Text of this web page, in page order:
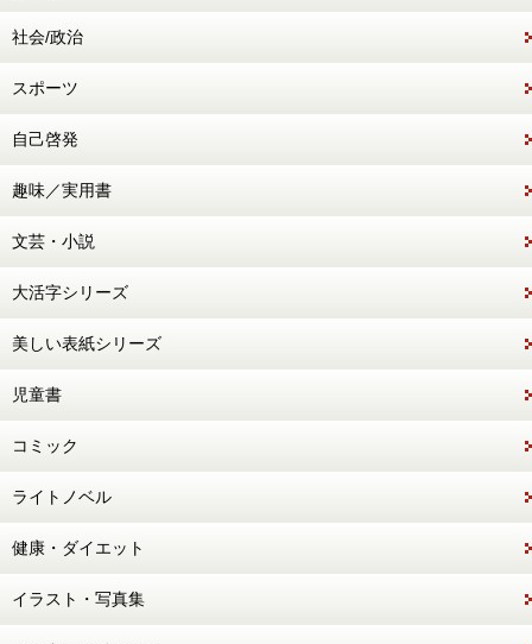
社会/政治
スポーツ
自己啓発
趣味／実用書
文芸・小説
大活字シリーズ
美しい表紙シリーズ
児童書
コミック
ライトノベル
健康・ダイエット
イラスト・写真集